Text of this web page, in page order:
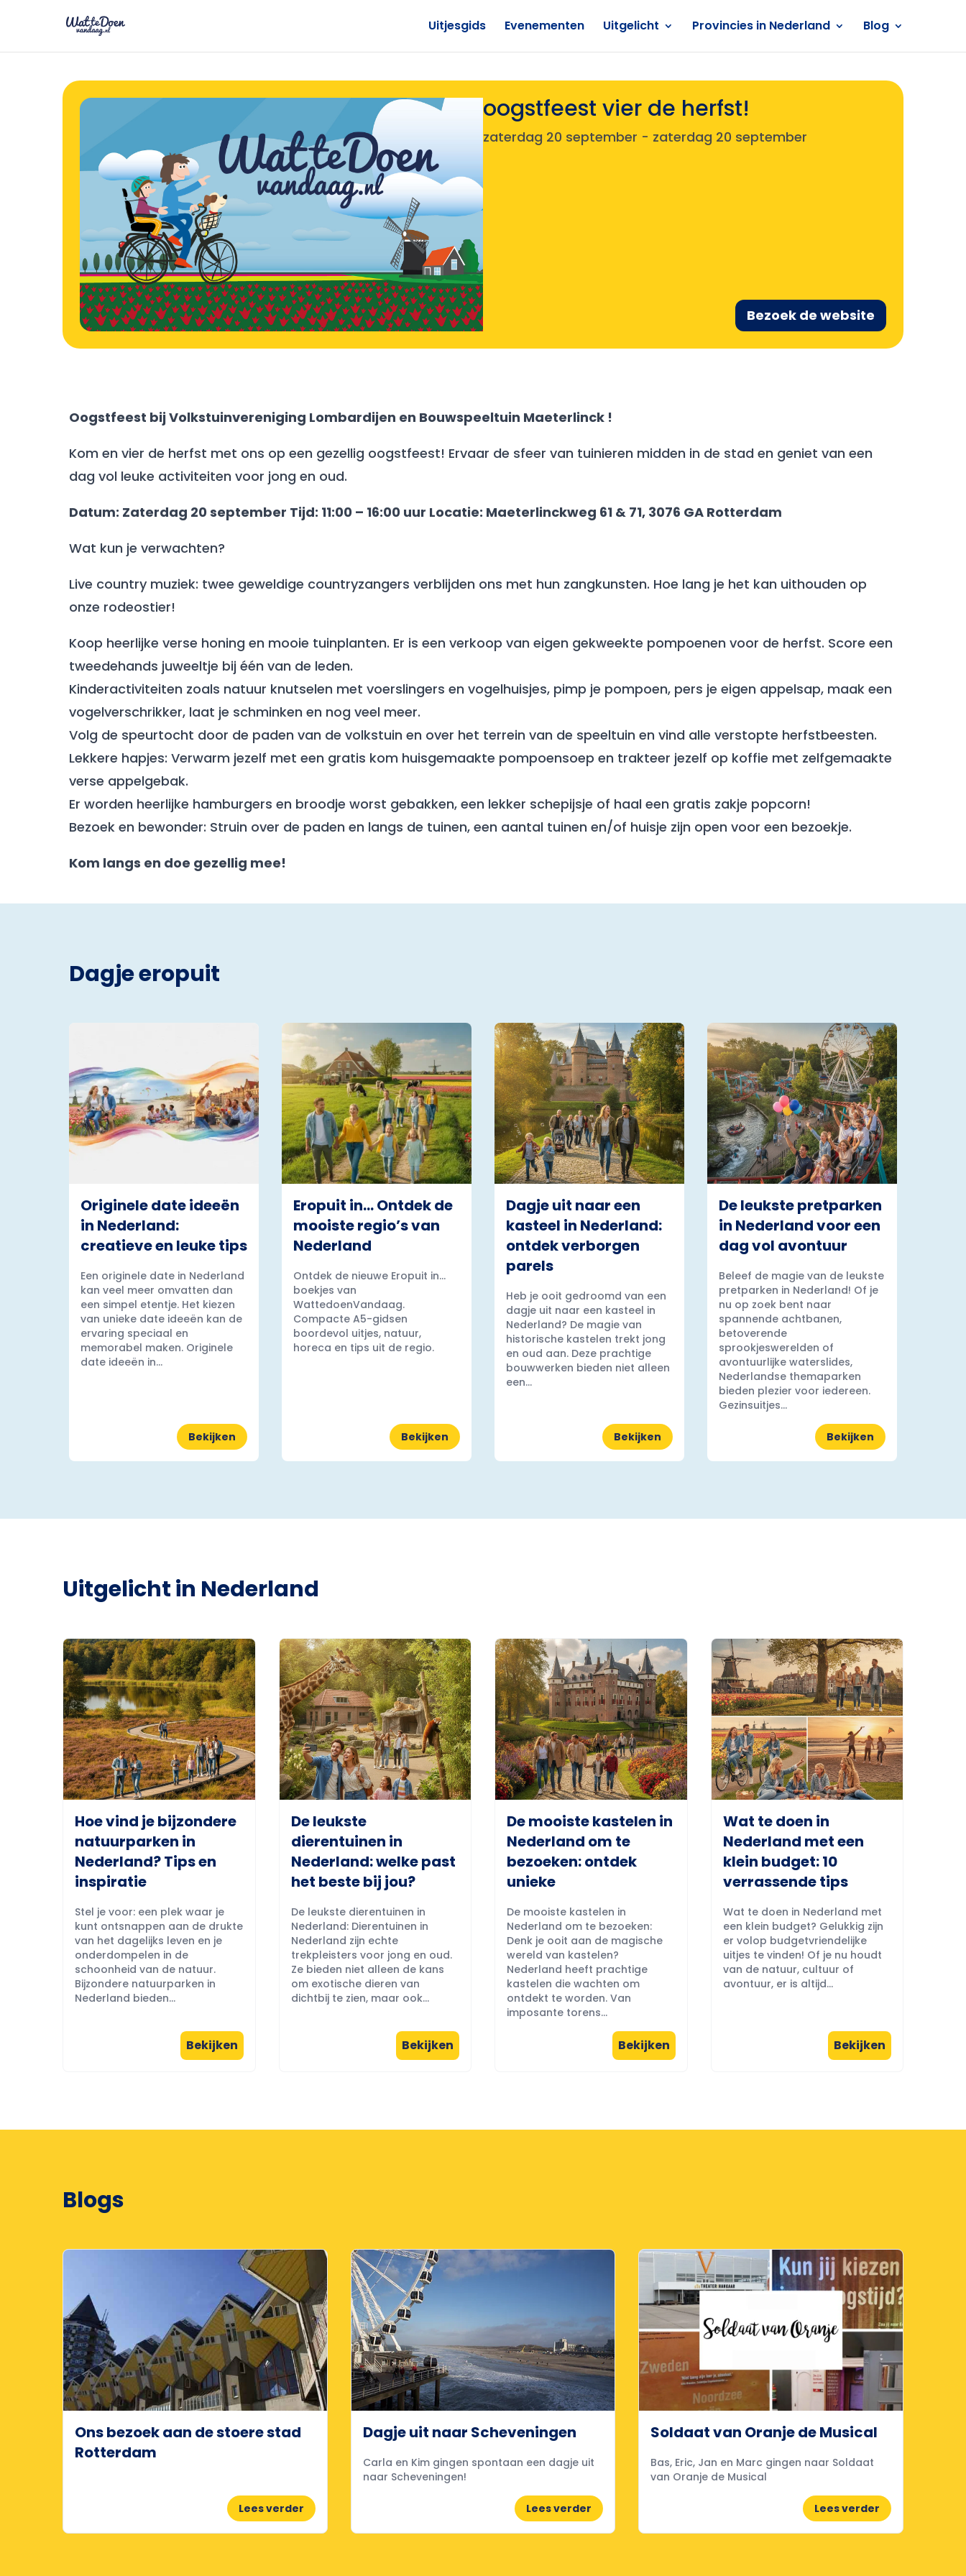
Uitjesgids Evenementen Uitgelicht Provincies in Nederland Blog
oogstfeest vier de herfst!
zaterdag 20 september - zaterdag 20 september
Bezoek de website
Oogstfeest bij Volkstuinvereniging Lombardijen en Bouwspeeltuin Maeterlinck !
Kom en vier de herfst met ons op een gezellig oogstfeest! Ervaar de sfeer van tuinieren midden in de stad en geniet van een
dag vol leuke activiteiten voor jong en oud.
Datum: Zaterdag 20 september Tijd: 11:00 – 16:00 uur Locatie: Maeterlinckweg 61 & 71, 3076 GA Rotterdam
Wat kun je verwachten?
Live country muziek: twee geweldige countryzangers verblijden ons met hun zangkunsten. Hoe lang je het kan uithouden op
onze rodeostier!
Koop heerlijke verse honing en mooie tuinplanten. Er is een verkoop van eigen gekweekte pompoenen voor de herfst. Score een
tweedehands juweeltje bij één van de leden.
Kinderactiviteiten zoals natuur knutselen met voerslingers en vogelhuisjes, pimp je pompoen, pers je eigen appelsap, maak een
vogelverschrikker, laat je schminken en nog veel meer.
Volg de speurtocht door de paden van de volkstuin en over het terrein van de speeltuin en vind alle verstopte herfstbeesten.
Lekkere hapjes: Verwarm jezelf met een gratis kom huisgemaakte pompoensoep en trakteer jezelf op koffie met zelfgemaakte
verse appelgebak.
Er worden heerlijke hamburgers en broodje worst gebakken, een lekker schepijsje of haal een gratis zakje popcorn!
Bezoek en bewonder: Struin over de paden en langs de tuinen, een aantal tuinen en/of huisje zijn open voor een bezoekje.
Kom langs en doe gezellig mee!
Dagje eropuit
Originele date ideeën
in Nederland:
creatieve en leuke tips
Een originele date in Nederland
kan veel meer omvatten dan
een simpel etentje. Het kiezen
van unieke date ideeën kan de
ervaring speciaal en
memorabel maken. Originele
date ideeën in...
Bekijken
Eropuit in… Ontdek de
mooiste regio’s van
Nederland
Ontdek de nieuwe Eropuit in...
boekjes van
WattedoenVandaag.
Compacte A5-gidsen
boordevol uitjes, natuur,
horeca en tips uit de regio.
Bekijken
Dagje uit naar een
kasteel in Nederland:
ontdek verborgen
parels
Heb je ooit gedroomd van een
dagje uit naar een kasteel in
Nederland? De magie van
historische kastelen trekt jong
en oud aan. Deze prachtige
bouwwerken bieden niet alleen
een...
Bekijken
De leukste pretparken
in Nederland voor een
dag vol avontuur
Beleef de magie van de leukste
pretparken in Nederland! Of je
nu op zoek bent naar
spannende achtbanen,
betoverende
sprookjeswerelden of
avontuurlijke waterslides,
Nederlandse themaparken
bieden plezier voor iedereen.
Gezinsuitjes...
Bekijken
Uitgelicht in Nederland
Hoe vind je bijzondere
natuurparken in
Nederland? Tips en
inspiratie
Stel je voor: een plek waar je
kunt ontsnappen aan de drukte
van het dagelijks leven en je
onderdompelen in de
schoonheid van de natuur.
Bijzondere natuurparken in
Nederland bieden...
Bekijken
De leukste
dierentuinen in
Nederland: welke past
het beste bij jou?
De leukste dierentuinen in
Nederland: Dierentuinen in
Nederland zijn echte
trekpleisters voor jong en oud.
Ze bieden niet alleen de kans
om exotische dieren van
dichtbij te zien, maar ook...
Bekijken
De mooiste kastelen in
Nederland om te
bezoeken: ontdek
unieke
De mooiste kastelen in
Nederland om te bezoeken:
Denk je ooit aan de magische
wereld van kastelen?
Nederland heeft prachtige
kastelen die wachten om
ontdekt te worden. Van
imposante torens...
Bekijken
Wat te doen in
Nederland met een
klein budget: 10
verrassende tips
Wat te doen in Nederland met
een klein budget? Gelukkig zijn
er volop budgetvriendelijke
uitjes te vinden! Of je nu houdt
van de natuur, cultuur of
avontuur, er is altijd...
Bekijken
Blogs
Ons bezoek aan de stoere stad
Rotterdam
Lees verder
Dagje uit naar Scheveningen
Carla en Kim gingen spontaan een dagje uit
naar Scheveningen!
Lees verder
Soldaat van Oranje de Musical
Bas, Eric, Jan en Marc gingen naar Soldaat
van Oranje de Musical
Lees verder